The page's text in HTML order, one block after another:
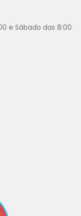
e Sábado das 8:00